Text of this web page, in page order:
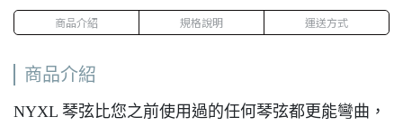
商品介紹 規格說明 運送方式
商品介紹
NYXL 琴弦比您之前使用過的任何琴弦都更能彎曲，